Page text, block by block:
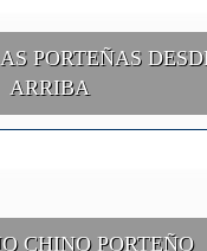
PORTEÑAS
ARRIBA
CHINO PORTEÑO